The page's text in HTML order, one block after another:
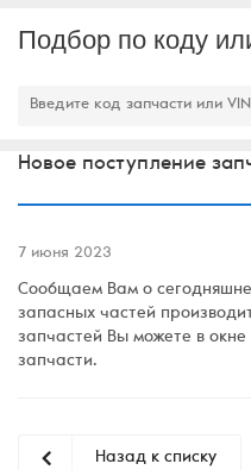
Подбор по коду
Новое поступление
7 июня 2023
Сообщаем Вам о
запасных частей
запчастей Вы можете в
запчасти.
Назад к списку